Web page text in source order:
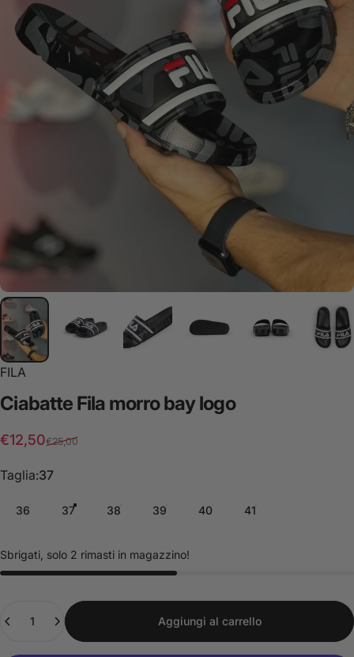
FILA
Ciabatte Fila morrobaylogo
Prezzo scontato
€12,50
Prezzo di listino
€25,00
Taglia
Taglia:37
36 37 38 39 40 41
Sbrigati, solo 2 rimasti in magazzino!
Aggiungi al carrello